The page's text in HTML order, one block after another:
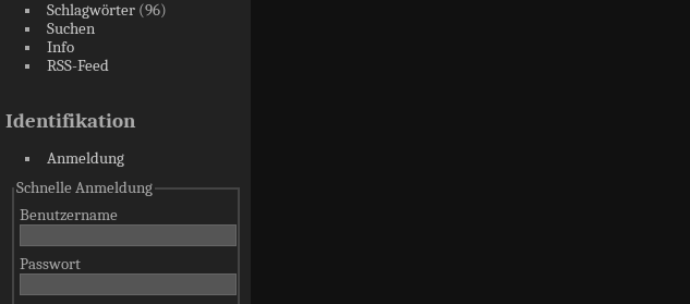
Schlagwörter(96)
Suchen
Info
RSS-Feed
Identifikation
Anmeldung
Schnelle Anmeldung
Benutzername
Passwort